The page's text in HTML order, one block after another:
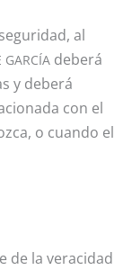
al
GARCÍA deberá
y deberá
con el
o cuando el
de la veracidad